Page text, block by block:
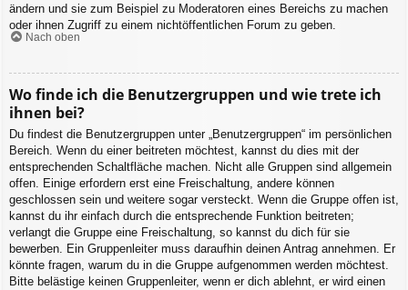
ändern und sie zum Beispiel zu Moderatoren eines Bereichs zu machen
oder ihnen Zugriff zu einem nichtöffentlichen Forum zu geben.
Nach oben
Wo finde ich die Benutzergruppen und wie trete ich
ihnen bei?
Du findest die Benutzergruppen unter „Benutzergruppen“ im persönlichen
Bereich. Wenn du einer beitreten möchtest, kannst du dies mit der
entsprechenden Schaltfläche machen. Nicht alle Gruppen sind allgemein
offen. Einige erfordern erst eine Freischaltung, andere können
geschlossen sein und weitere sogar versteckt. Wenn die Gruppe offen ist,
kannst du ihr einfach durch die entsprechende Funktion beitreten;
verlangt die Gruppe eine Freischaltung, so kannst du dich für sie
bewerben. Ein Gruppenleiter muss daraufhin deinen Antrag annehmen. Er
könnte fragen, warum du in die Gruppe aufgenommen werden möchtest.
Bitte belästige keinen Gruppenleiter, wenn er dich ablehnt, er wird einen